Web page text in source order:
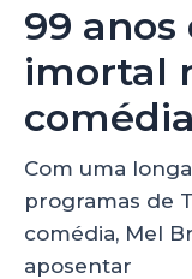
99 anos
imortal
Com uma
programas de
comédia, Mel
aposentar